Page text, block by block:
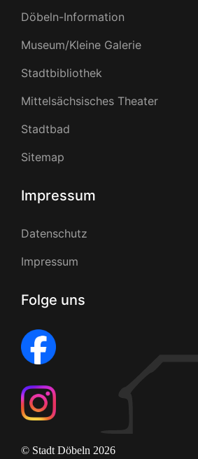
Döbeln-Information
Museum/Kleine Galerie
Stadtbibliothek
Mittelsächsisches Theater
Stadtbad
Sitemap
Impressum
Datenschutz
Impressum
Folge uns
© Stadt Döbeln 2026